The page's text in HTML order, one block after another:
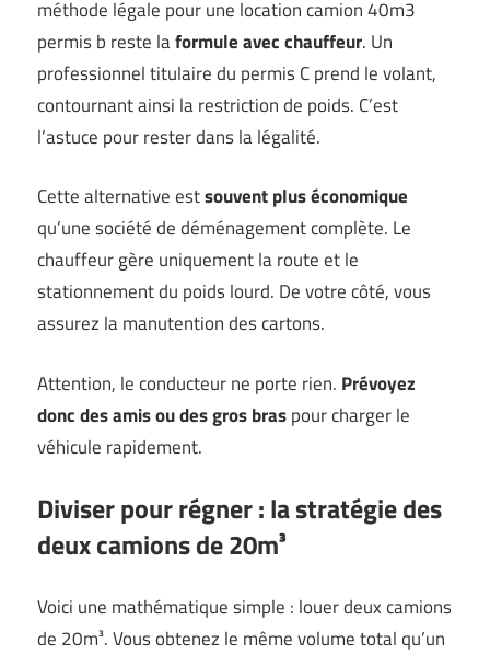
méthode légale pour une location camion 40m3
permis b reste laformule avec chauffeur. Un
professionnel titulaire du permis C prend le volant,
contournant ainsi la restriction de poids. C’est
l’astuce pour rester dans la légalité.
Cette alternative estsouvent plus économique
qu’une société de déménagement complète. Le
chauffeur gère uniquement la route et le
stationnement du poids lourd. De votre côté, vous
assurez la manutention des cartons.
Attention, le conducteur ne porte rien. Prévoyez
donc des amis ou des gros braspour charger le
véhicule rapidement.
Diviser pour régner : la stratégie des
deux camions de 20m³
Voici une mathématique simple : louer deux camions
de 20m³. Vous obtenez le même volume total qu’un